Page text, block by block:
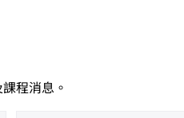
程消息。